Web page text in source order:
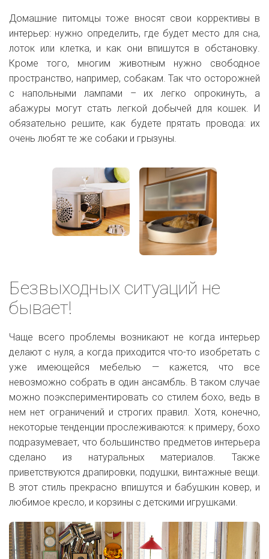
Домашние питомцы тоже вносят свои коррективы в
интерьер: нужно определить, где будет место для сна,
лоток или клетка, и как они впишутся в обстановку.
Кроме того, многим животным нужно свободное
пространство, например, собакам. Так что осторожней
с напольными лампами – их легко опрокинуть, а
абажуры могут стать легкой добычей для кошек. И
обязательно решите, как будете прятать провода: их
очень любят те же собаки и грызуны.
Безвыходных ситуаций не
бывает!
Чаще всего проблемы возникают не когда интерьер
делают с нуля, а когда приходится что-то изобретать с
уже имеющейся мебелью — кажется, что все
невозможно собрать в один ансамбль. В таком случае
можно поэкспериментировать со стилем бохо, ведь в
нем нет ограничений и строгих правил. Хотя, конечно,
некоторые тенденции прослеживаются: к примеру, бохо
подразумевает, что большинство предметов интерьера
сделано из натуральных материалов. Также
приветствуются драпировки, подушки, винтажные вещи.
В этот стиль прекрасно впишутся и бабушкин ковер, и
любимое кресло, и корзины с детскими игрушками.